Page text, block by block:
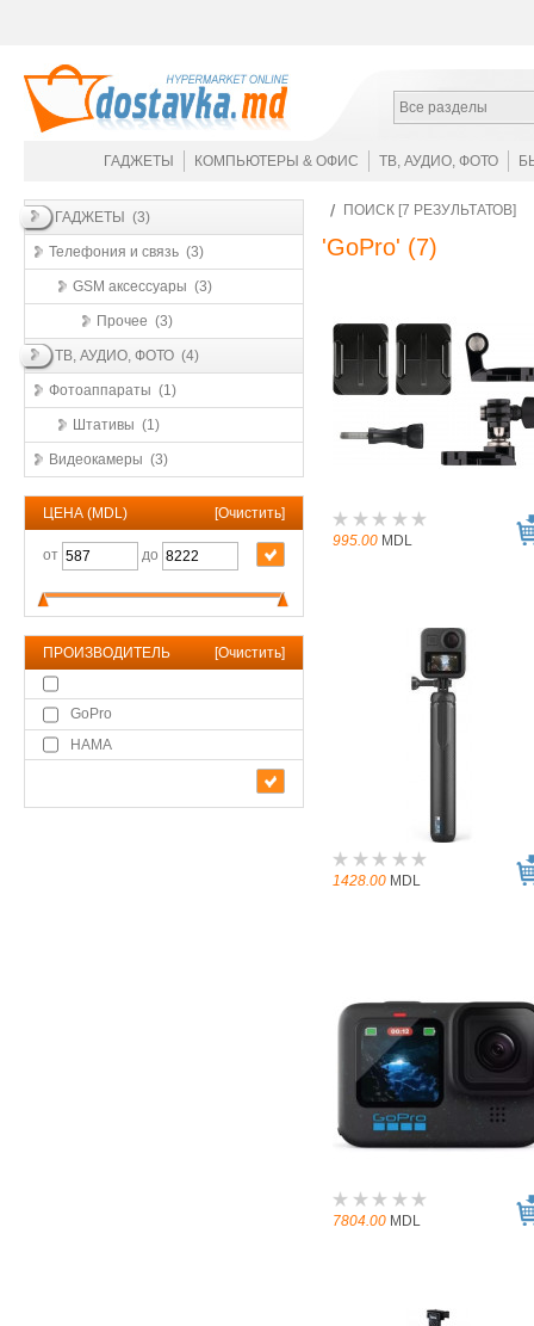
Все разделы
ГАДЖЕТЫ КОМПЬЮТЕРЫ & ОФИС ТВ, АУДИО, ФОТО
ГАДЖЕТЫ (3)
Телефония и связь (3)
GSM аксессуары (3)
Прочее (3)
ТВ, АУДИО, ФОТО (4)
Фотоаппараты (1)
Штативы (1)
Видеокамеры (3)
ЦЕНА (MDL) [Очистить]
от до
ПРОИЗВОДИТЕЛЬ [Очистить]
GoPro
HAMA
ПОИСК [7 РЕЗУЛЬТАТОВ]
'GoPro' (7)
995.00 MDL
1428.00 MDL
7804.00 MDL